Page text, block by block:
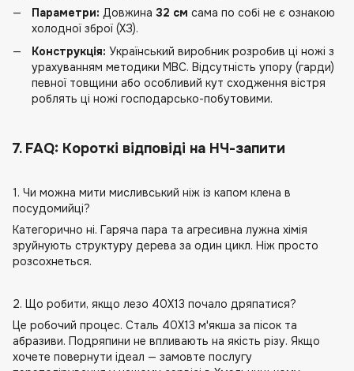
Параметри: Довжина 32 см сама по собі не є ознакою
холодної зброї (ХЗ).
Конструкція: Український виробник розробив ці ножі з
урахуванням методики МВС. Відсутність упору (гарди)
певної товщини або особливий кут сходження вістря
роблять ці ножі господарсько-побутовими.
7. FAQ: Короткі відповіді на НЧ-запити
1. Чи можна мити мисливський ніж із капом клена в
посудомийці?
Категорично ні. Гаряча пара та агресивна лужна хімія
зруйнують структуру дерева за один цикл. Ніж просто
розсохнеться.
2. Що робити, якщо лезо 40Х13 почало дряпатися?
Це робочий процес. Сталь 40Х13 м'якша за пісок та
абразиви. Подряпини не впливають на якість різу. Якщо
хочете повернути ідеал — замовте послугу